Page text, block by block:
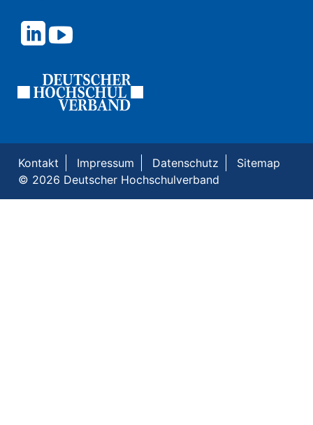
Kontakt Impressum Datenschutz
Sitemap
© 2026 Deutscher Hochschulverband